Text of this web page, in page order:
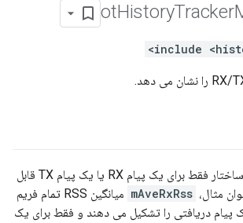
otHistoryTracker
برخی از فیلدهای این ساختار فقط برای یک پیام RX یا یک پیام TX قابل
مثال، mAveRxRss
میانگین RSS تمام فریم
دریافتی را تشکیل می دهند و فقط برای یک